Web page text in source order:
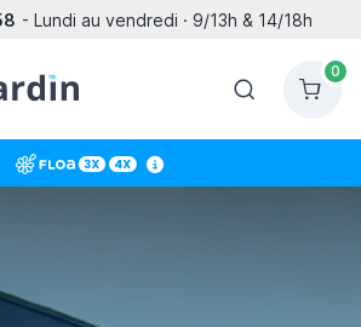
- Lundi au vendredi · 9/13h & 14/18h
0